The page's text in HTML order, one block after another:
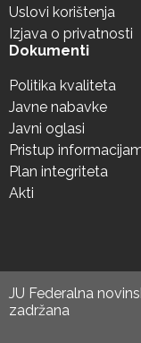
Uslovi korištenja
Izjava o privatnosti
Dokumenti
Politika kvaliteta
Javne nabavke
Javni oglasi
Pristup
Plan integriteta
Akti
JU Federalna
zadržana